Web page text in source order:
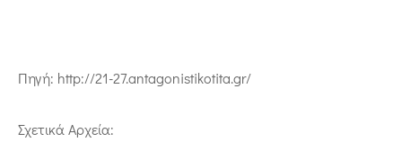
Πηγή: http://21-27.antagonistikotita.gr/
Σχετικά Αρχεία: